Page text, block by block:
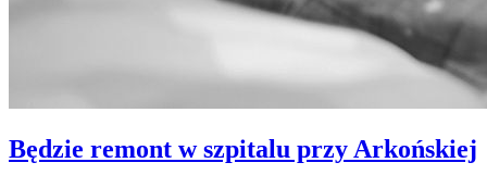
Będzie remont w szpitalu przy Arkońskiej